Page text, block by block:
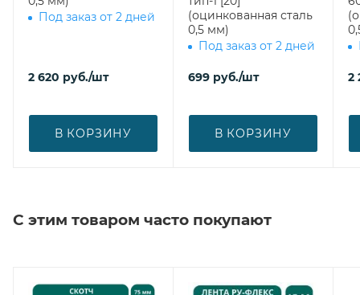
Под заказ от 2 дней
2 620 руб./шт
В КОРЗИНУ
(оцинкованная сталь
0,5 мм)
Под заказ от 2 дней
699 руб./шт
В КОРЗИНУ
2
С этим товаром часто покупают